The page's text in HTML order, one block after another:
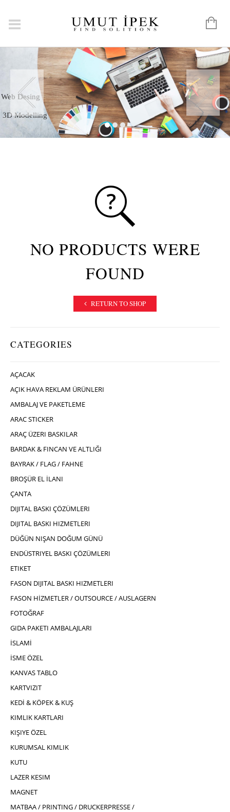
3D Modelling
Web Desing
CATEGORIES
AÇACAK
AÇIK HAVA REKLAM ÜRÜNLERI
AMBALAJ VE PAKETLEME
ARAC STICKER
ARAÇ ÜZERI BASKILAR
BARDAK & FINCAN VE ALTLIĞI
BAYRAK / FLAG / FAHNE
BROŞÜR EL İLANI
ÇANTA
DIJITAL BASKI ÇÖZÜMLERI
DIJITAL BASKI HIZMETLERI
DÜĞÜN NIŞAN DOĞUM GÜNÜ
ENDÜSTRIYEL BASKI ÇÖZÜMLERI
ETIKET
FASON DIJITAL BASKI HIZMETLERI
FASON HİZMETLER / OUTSOURCE / AUSLAGERN
FOTOĞRAF
GIDA PAKETI AMBALAJLARI
İSLAMİ
İSME ÖZEL
KANVAS TABLO
KARTVIZIT
KEDİ & KÖPEK & KUŞ
KIMLIK KARTLARI
KIŞIYE ÖZEL
KURUMSAL KIMLIK
KUTU
LAZER KESIM
MAGNET
MATBAA / PRINTING / DRUCKERPRESSE /
NO PRODUCTS WERE
FOUND
RETURN TO SHOP